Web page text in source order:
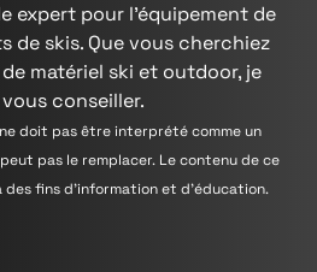
expert pour l'équipement de
de skis. Que vous cherchiez
matériel ski et outdoor, je
conseiller.
doit pas être interprété comme un
pas le remplacer. Le contenu de ce
des fins d'information et d'éducation.